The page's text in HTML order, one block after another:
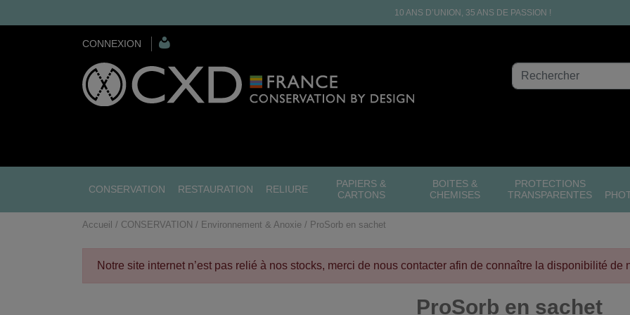
10 ANS D’UNION, 35 ANS DE PASSION !
CONNEXION
CONSERVATION RESTAURATION RELIURE
PAPIERS &
CARTONS
BOITES &
CHEMISES
PROTECTIONS
TRANSPARENTES
Accueil CONSERVATION Environnement & Anoxie ProSorb en sachet
Notre site internet n’est pas relié à nos stocks, merci de nous contacter afin de connaître la disponibilité de
ProSorb en sachet